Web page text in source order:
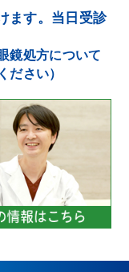
ます。当日受診
鏡処方について
ださい）